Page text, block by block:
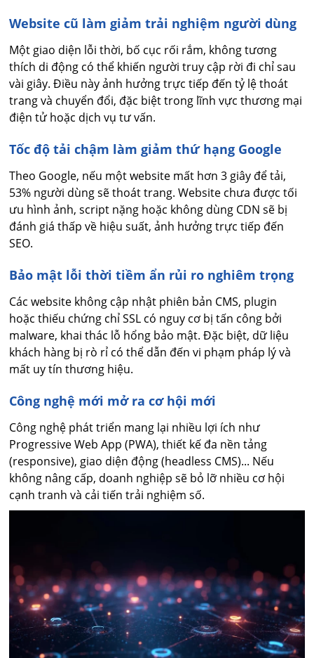
Website cũ làm giảm trải nghiệm người dùng
Một giao diện lỗi thời, bố cục rối rắm, không tương
thích di động có thể khiến người truy cập rời đi chỉ sau
vài giây. Điều này ảnh hưởng trực tiếp đến tỷ lệ thoát
trang và chuyển đổi, đặc biệt trong lĩnh vực thương mại
điện tử hoặc dịch vụ tư vấn.
Tốc độ tải chậm làm giảm thứ hạng Google
Theo Google, nếu một website mất hơn 3 giây để tải,
53% người dùng sẽ thoát trang. Website chưa được tối
ưu hình ảnh, script nặng hoặc không dùng CDN sẽ bị
đánh giá thấp về hiệu suất, ảnh hưởng trực tiếp đến
SEO.
Bảo mật lỗi thời tiềm ẩn rủi ro nghiêm trọng
Các website không cập nhật phiên bản CMS, plugin
hoặc thiếu chứng chỉ SSL có nguy cơ bị tấn công bởi
malware, khai thác lỗ hổng bảo mật. Đặc biệt, dữ liệu
khách hàng bị rò rỉ có thể dẫn đến vi phạm pháp lý và
mất uy tín thương hiệu.
Công nghệ mới mở ra cơ hội mới
Công nghệ phát triển mang lại nhiều lợi ích như
Progressive Web App (PWA), thiết kế đa nền tảng
(responsive), giao diện động (headless CMS)... Nếu
không nâng cấp, doanh nghiệp sẽ bỏ lỡ nhiều cơ hội
cạnh tranh và cải tiến trải nghiệm số.